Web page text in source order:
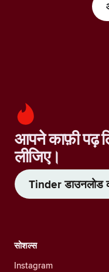
आपने काफ़ी पढ़
लीजिए।
Tinder डाउनलोड
सोशल्स
Instagram